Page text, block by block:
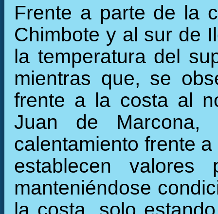
Frente a parte de la
Chimbote y al sur de
la temperatura del
mientras que, se
frente a la costa al
Juan de Marcona,
calentamiento frente
establecen valores
manteniéndose